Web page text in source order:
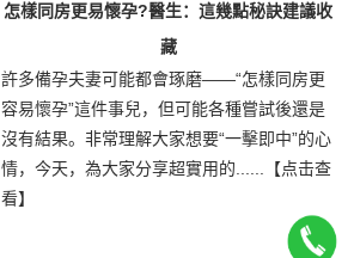
怎樣同房更易懷孕?醫生：這幾點秘訣建議收
藏
許多備孕夫妻可能都會琢磨——“怎樣同房更
容易懷孕”這件事兒，但可能各種嘗試後還是
沒有結果。非常理解大家想要“一擊即中”的心
情，今天，為大家分享超實用的......
【点击查
看】